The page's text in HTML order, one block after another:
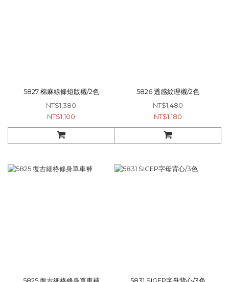
5827 棉麻線條短版襯/2色
NT$1,380
NT$1,100
5826 透感紋理襯/2色
NT$1,480
NT$1,180